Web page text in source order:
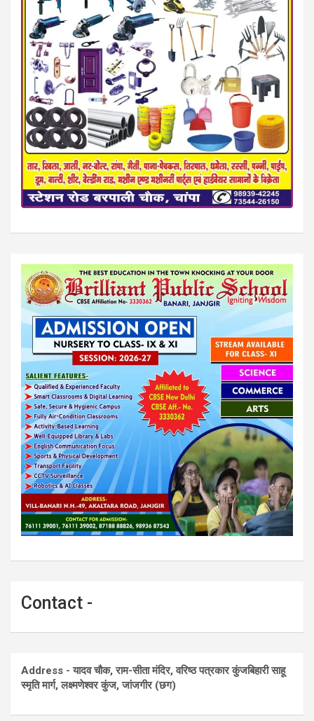
Contact -
Address - यादव चौक, राम-सीता मंदिर, वरिष्ठ पत्रकार कुंजबिहारी साहू
स्मृति मार्ग, लक्ष्मणेश्वर कुंज, जांजगीर (छग)